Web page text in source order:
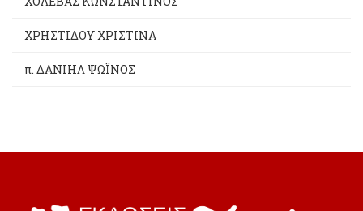
ΧΡΗΣΤΙΔΟΥ ΧΡΙΣΤΙΝΑ
π. ΔΑΝΙΗΛ ΨΩΪΝΟΣ